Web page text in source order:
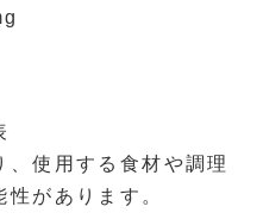
使用する食材や調理
があります。